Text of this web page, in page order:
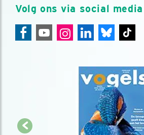
Volg ons via social media